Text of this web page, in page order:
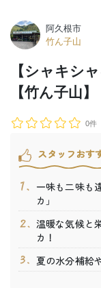
阿久根市
竹ん子山
【シャキシ
【竹ん子山】
0件
スタッフおす
一味も二味も
カ」
温暖な気候と
カ！
夏の水分補給